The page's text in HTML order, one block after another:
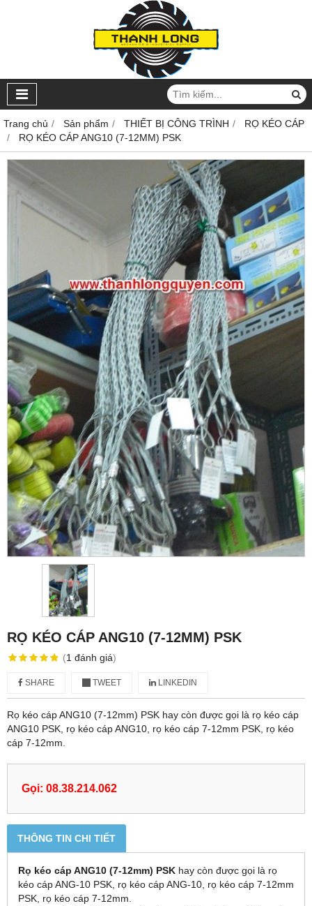
Trang chủ Sản phẩm THIẾT BỊ CÔNG TRÌNH
RỌ KÉO CÁP
RỌ KÉO CÁP ANG10 (7-12MM) PSK
RỌ KÉO CÁP ANG10 (7-12MM) PSK
(1 đánh giá)
SHARE TWEET LINKEDIN
Rọ kéo cáp ANG10 (7-12mm) PSK hay còn được gọi là rọ kéo cáp
ANG10 PSK, rọ kéo cáp ANG10, rọ kéo cáp 7-12mm PSK, rọ kéo
cáp 7-12mm.
Gọi: 08.38.214.062
THÔNG TIN CHI TIẾT
Rọ kéo cáp ANG10 (7-12mm) PSK hay còn được gọi là rọ
kéo cáp ANG-10 PSK, rọ kéo cáp ANG-10, rọ kéo cáp 7-12mm
PSK, rọ kéo cáp 7-12mm.